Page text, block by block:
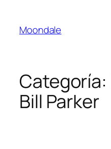
contenido
Moondale
Categoría:
Bill Parker